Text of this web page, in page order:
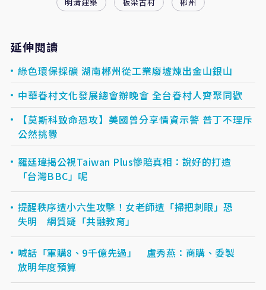
延伸閱讀
綠色環保採礦 湖南郴州從工業廢墟煉出金山銀山
中華眷村文化發展總會辦晚會 全台眷村人齊聚同歡
【莫斯科致命恐攻】美國曾分享情資示警 普丁不理斥
公然挑釁
羅廷瑋揭公視Taiwan Plus慘賠真相：說好的打造
「台灣BBC」呢
提醒秩序遭小六生攻擊！女老師遭「掃把刺眼」恐
失明 網質疑「共融教育」
喊話「軍購8、9千億先過」 盧秀燕：商購、委製
放明年度預算